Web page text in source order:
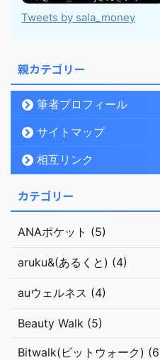
Tweets by sala_money
親カテゴリー
筆者プロフィール
サイトマップ
相互リンク
カテゴリー
ANAポケット (5)
aruku&(あるくと) (4)
auウェルネス (4)
Beauty Walk (5)
Bitwalk(ビットウォーク)